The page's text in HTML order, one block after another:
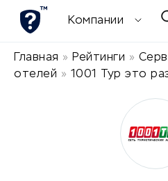
Компании
Главная » Рейтинги »
отелей » 1001 Тур это